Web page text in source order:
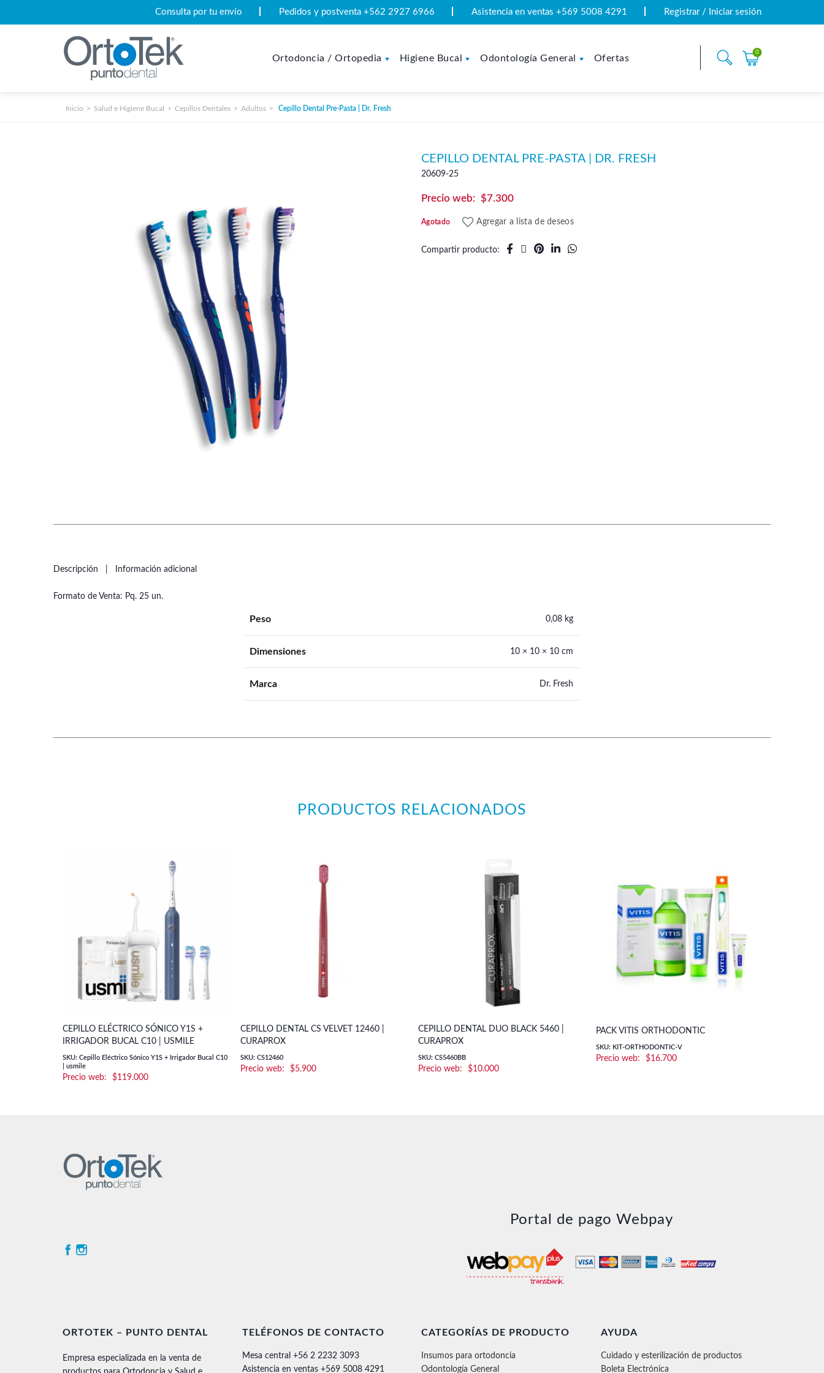
Consulta por tu envío Pedidos y postventa +562 2927 6966 Asistencia en ventas +569 5008 4291 Registrar / Iniciar sesión
Ortodoncia / Ortopedia Higiene Bucal Odontología General Ofertas
0
Inicio Salud e Higiene Bucal Cepillos Dentales Adultos Cepillo Dental Pre-Pasta | Dr. Fresh
CEPILLO DENTAL PRE-PASTA | DR. FRESH
20609-25
$7.300
Agotado Agregar a lista de deseos
Compartir producto
Descripción Información adicional
Formato de Venta: Pq. 25 un.
Peso 0,08 kg
Dimensiones 10 × 10 × 10 cm
Marca Dr. Fresh
PRODUCTOS RELACIONADOS
CEPILLO ELÉCTRICO SÓNICO Y1S +
IRRIGADOR BUCAL C10 | USMILE
SKU: Cepillo Eléctrico Sónico Y1S + Irrigador Bucal C10
| usmile
$119.000
CEPILLO DENTAL CS VELVET 12460 |
CURAPROX
SKU: CS12460
$5.900
CEPILLO DENTAL DUO BLACK 5460 |
CURAPROX
SKU: CS5460BB
$10.000
PACK VITIS ORTHODONTIC
SKU: KIT-ORTHODONTIC-V
$16.700
Portal de pago Webpay
ORTOTEK – PUNTO DENTAL
Empresa especializada en la venta de
TELÉFONOS DE CONTACTO
Mesa central +56 2 2232 3093
Asistencia en ventas +569 5008 4291
CATEGORÍAS DE PRODUCTO
Insumos para ortodoncia
Odontología General
AYUDA
Cuidado y esterilización de productos
Boleta Electrónica